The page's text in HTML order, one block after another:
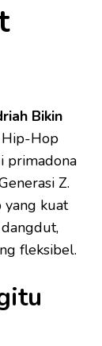
Bikin
Hip-Hop
primadona
Z.
yang kuat
fleksibel.